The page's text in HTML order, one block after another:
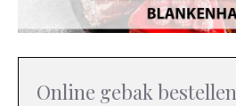
Online gebak bestellen